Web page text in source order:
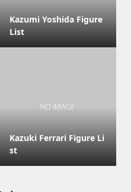
Kazumi Yoshida Figure
List
Kazuki Ferrari Figure Li
st